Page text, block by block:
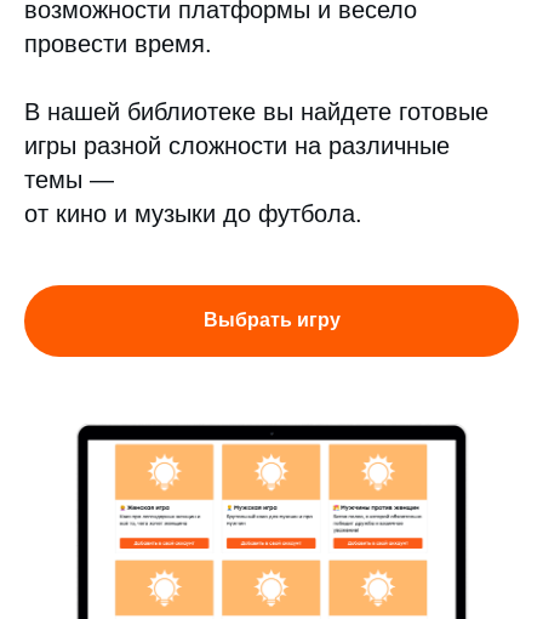
возможности платформы и весело
провести время.
В нашей библиотеке вы найдете готовые
игры разной сложности на различные
темы —
от кино и музыки до футбола.
Выбрать игру